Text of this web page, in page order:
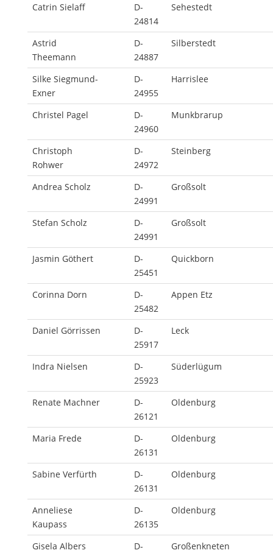
Catrin Sielaff
D-
24814
Sehestedt
Astrid
Theemann
D-
24887
Silberstedt
Silke Siegmund-
Exner
D-
24955
Harrislee
Christel Pagel
D-
24960
Munkbrarup
Christoph
Rohwer
D-
24972
Steinberg
Andrea Scholz
D-
24991
Großsolt
Stefan Scholz
D-
24991
Großsolt
Jasmin Göthert
D-
25451
Quickborn
Corinna Dorn
D-
25482
Appen Etz
Daniel Görrissen
D-
25917
Leck
Indra Nielsen
D-
25923
Süderlügum
Renate Machner
D-
26121
Oldenburg
Maria Frede
D-
26131
Oldenburg
Sabine Verfürth
D-
26131
Oldenburg
Anneliese
Kaupass
D-
26135
Oldenburg
Gisela Albers
D-
Großenkneten